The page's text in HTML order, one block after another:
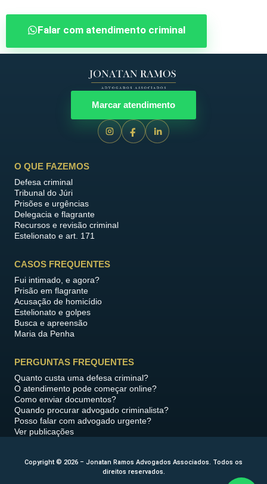
Falar com atendimento criminal
Marcar atendimento
O QUE FAZEMOS
Defesa criminal
Tribunal do Júri
Prisões e urgências
Delegacia e flagrante
Recursos e revisão criminal
Estelionato e art. 171
CASOS FREQUENTES
Fui intimado, e agora?
Prisão em flagrante
Acusação de homicídio
Estelionato e golpes
Busca e apreensão
Maria da Penha
PERGUNTAS FREQUENTES
Quanto custa uma defesa criminal?
O atendimento pode começar online?
Como enviar documentos?
Quando procurar advogado criminalista?
Posso falar com advogado urgente?
Ver publicações
Copyright © 2026 – Jonatan Ramos Advogados Associados. Todos os
direitos reservados.